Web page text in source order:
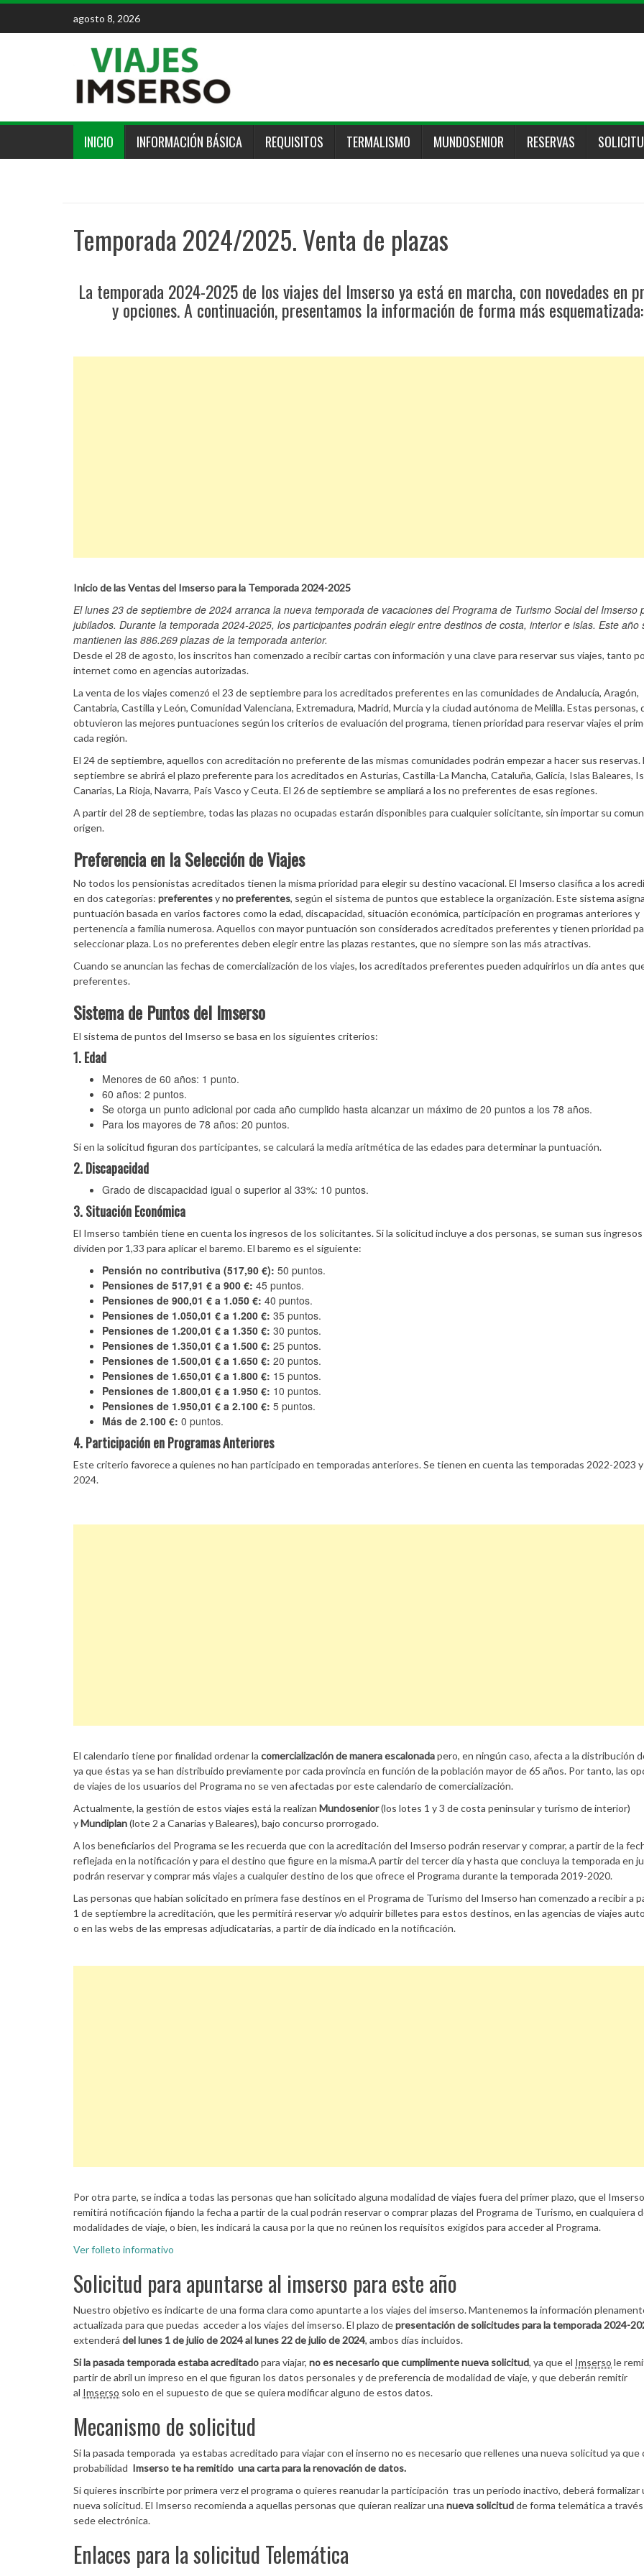
Skip
content
agosto 8, 2026
INICIO INFORMACIÓN BÁSICA REQUISITOS TERMALISMO MUNDOSENIOR RESERVAS
Temporada 2024/2025. Venta de plazas
La temporada 2024-2025 de los viajes del Imserso ya está en marcha, con novedades en
y opciones. A continuación, presentamos la información de forma más esquematizada:
Inicio de las Ventas del Imserso para la Temporada 2024-2025
El lunes 23 de septiembre de 2024 arranca la nueva temporada de vacaciones del Programa de Turismo Social del Imserso
jubilados. Durante la temporada 2024-2025, los participantes podrán elegir entre destinos de costa, interior e islas. Este año
mantienen las 886.269 plazas de la temporada anterior.
Desde el 28 de agosto, los inscritos han comenzado a recibir cartas con información y una clave para reservar sus viajes, tanto
internet como en agencias autorizadas.
La venta de los viajes comenzó el 23 de septiembre para los acreditados preferentes en las comunidades de Andalucía, Aragón,
Cantabria, Castilla y León, Comunidad Valenciana, Extremadura, Madrid, Murcia y la ciudad autónoma de Melilla. Estas personas,
obtuvieron las mejores puntuaciones según los criterios de evaluación del programa, tienen prioridad para reservar viajes el
cada región.
El 24 de septiembre, aquellos con acreditación no preferente de las mismas comunidades podrán empezar a hacer sus reservas.
septiembre se abrirá el plazo preferente para los acreditados en Asturias, Castilla-La Mancha, Cataluña, Galicia, Islas Baleares,
Canarias, La Rioja, Navarra, País Vasco y Ceuta. El 26 de septiembre se ampliará a los no preferentes de esas regiones.
A partir del 28 de septiembre, todas las plazas no ocupadas estarán disponibles para cualquier solicitante, sin importar su
origen.
Preferencia en la Selección de Viajes
No todos los pensionistas acreditados tienen la misma prioridad para elegir su destino vacacional. El Imserso clasifica a los
en dos categorías: preferentesyno preferentes, según el sistema de puntos que establece la organización. Este sistema
puntuación basada en varios factores como la edad, discapacidad, situación económica, participación en programas anteriores y
pertenencia a familia numerosa. Aquellos con mayor puntuación son considerados acreditados preferentes y tienen prioridad
seleccionar plaza. Los no preferentes deben elegir entre las plazas restantes, que no siempre son las más atractivas.
Cuando se anuncian las fechas de comercialización de los viajes, los acreditados preferentes pueden adquirirlos un día antes
preferentes.
Sistema de Puntos del Imserso
El sistema de puntos del Imserso se basa en los siguientes criterios:
1. Edad
Menores de 60 años: 1 punto.
60 años: 2 puntos.
Se otorga un punto adicional por cada año cumplido hasta alcanzar un máximo de 20 puntos a los 78 años.
Para los mayores de 78 años: 20 puntos.
Si en la solicitud figuran dos participantes, se calculará la media aritmética de las edades para determinar la puntuación.
2. Discapacidad
Grado de discapacidad igual o superior al 33%: 10 puntos.
3. Situación Económica
El Imserso también tiene en cuenta los ingresos de los solicitantes. Si la solicitud incluye a dos personas, se suman sus ingresos
dividen por 1,33 para aplicar el baremo. El baremo es el siguiente:
Pensión no contributiva (517,90 €): 50 puntos.
Pensiones de 517,91 € a 900 €: 45 puntos.
Pensiones de 900,01 € a 1.050 €: 40 puntos.
Pensiones de 1.050,01 € a 1.200 €: 35 puntos.
Pensiones de 1.200,01 € a 1.350 €: 30 puntos.
Pensiones de 1.350,01 € a 1.500 €: 25 puntos.
Pensiones de 1.500,01 € a 1.650 €: 20 puntos.
Pensiones de 1.650,01 € a 1.800 €: 15 puntos.
Pensiones de 1.800,01 € a 1.950 €: 10 puntos.
Pensiones de 1.950,01 € a 2.100 €: 5 puntos.
Más de 2.100 €: 0 puntos.
4. Participación en Programas Anteriores
Este criterio favorece a quienes no han participado en temporadas anteriores. Se tienen en cuenta las temporadas 2022-2023
2024.
El calendario tiene por finalidad ordenar la comercialización de manera escalonadapero, en ningún caso, afecta a la distribución
ya que éstas ya se han distribuido previamente por cada provincia en función de la población mayor de 65 años. Por tanto, las
de viajes de los usuarios del Programa no se ven afectadas por este calendario de comercialización.
Actualmente, la gestión de estos viajes está la realizan Mundosenior(los lotes 1 y 3 de costa peninsular y turismo de interior)
yMundiplan(lote 2 a Canarias y Baleares), bajo concurso prorrogado.
A los beneficiarios del Programa se les recuerda que con la acreditación del Imserso podrán reservar y comprar, a partir de la
reflejada en la notificación y para el destino que figure en la misma.A partir del tercer día y hasta que concluya la temporada en
podrán reservar y comprar más viajes a cualquier destino de los que ofrece el Programa durante la temporada 2019-2020.
Las personas que habían solicitado en primera fase destinos en el Programa de Turismo del Imserso han comenzado a recibir a
1 de septiembre la acreditación, que les permitirá reservar y/o adquirir billetes para estos destinos, en las agencias de viajes
o en las webs de las empresas adjudicatarias, a partir de día indicado en la notificación.
Por otra parte, se indica a todas las personas que han solicitado alguna modalidad de viajes fuera del primer plazo, que el
remitirá notificación fijando la fecha a partir de la cual podrán reservar o comprar plazas del Programa de Turismo, en cualquiera
modalidades de viaje, o bien, les indicará la causa por la que no reúnen los requisitos exigidos para acceder al Programa.
Ver folleto informativo
Solicitud para apuntarse al imserso para este año
Nuestro objetivo es indicarte de una forma clara como apuntarte a los viajes del imserso. Mantenemos la información
actualizada para que puedas acceder a los viajes del imserso. El plazo depresentación de solicitudes para la temporada 2024-
extenderá del lunes 1 de julio de 2024 al lunes 22 de julio de 2024, ambos días incluidos.
Si la pasada temporada estaba acreditadopara viajar, no es necesario que cumplimente nueva solicitud, ya que el Imserso le
partir de abril un impreso en el que figuran los datos personales y de preferencia de modalidad de viaje, y que deberán remitir
al Imserso solo en el supuesto de que se quiera modificar alguno de estos datos.
Mecanismo de solicitud
Si la pasada temporada ya estabas acreditado para viajar con el inserno no es necesario que rellenes una nueva solicitud ya que
probabilidad Imserso te ha remitido una carta para la renovación de datos.
Si quieres inscribirte por primera verz el programa o quieres reanudar la participación tras un periodo inactivo, deberá formalizar
nueva solicitud. El Imserso recomienda a aquellas personas que quieran realizar una nueva solicitudde forma telemática a
sede electrónica.
Enlaces para la solicitud Telemática